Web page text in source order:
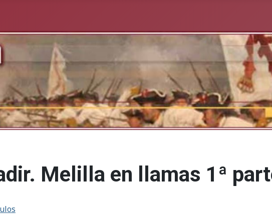
Melilla en llamas 1ª